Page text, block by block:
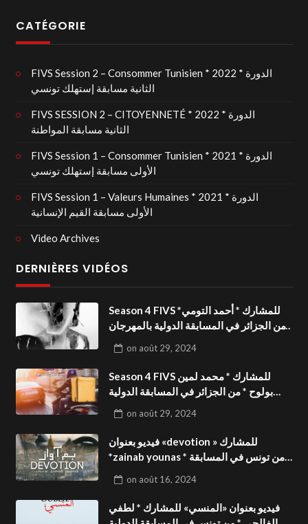
CATÉGORIE
FIVS Session 2 – Consommer Tunisien * 2022 * الدورة
الثانية مسابقة إستهلك تونسي
FIVS SESSION 2 – CITOYENNETÉ * 2022 * الدورة
الثانية مسابقة المواطنة
FIVS Session 1 – Consommer Tunisien * 2021 * الدورة
الأولى مسابقة إستهلك تونسي
FIVS Session 1 – Valeurs Humaines * 2021 * الدورة
الأولى مسابقة القيم الإنسانية
Video Archives
DERNIÈRES VIDÉOS
Season 4 FIVS للمشارك * أحمد التومي*
من الجزائر في المسابقة الدولية بالمهرجان
»فيديو بعنوان
on août 29, 2024
Season 4 FIVS للمشارك * محمد لمين
بولوح * من الجزائر في المسابقة الدولية
بالمهرجان الدولي للفيدوهات
on août 29, 2024
فيديو بعنوان «devotion » للمشارك
*zainab younas * من تونس في المسابقة
التوعوية Season 4 FIVS
on août 16, 2024
فيديو بعنوان «المنسي» للمشارك * لطفي